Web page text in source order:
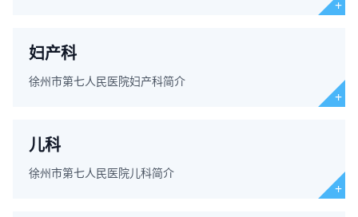
妇产科
徐州市第七人民医院妇产科简介
儿科
徐州市第七人民医院儿科简介